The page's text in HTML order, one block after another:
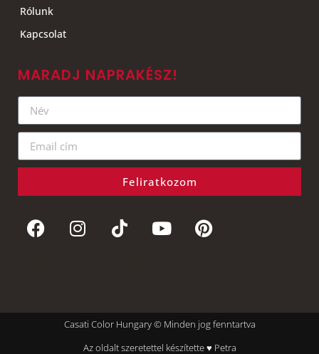
Rólunk
Kapcsolat
MARADJ NAPRAKÉSZ!
Feliratkozom
Casati Color Hungary © Minden jog fenntartva
Az oldalt szeretettel készítette ♥ Petra